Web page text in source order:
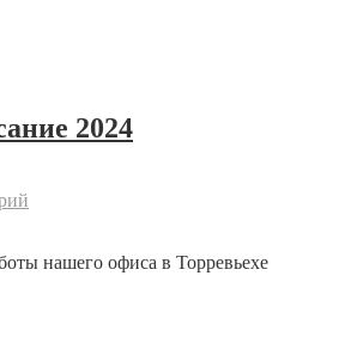
2024
нашего офиса в Торревьехе